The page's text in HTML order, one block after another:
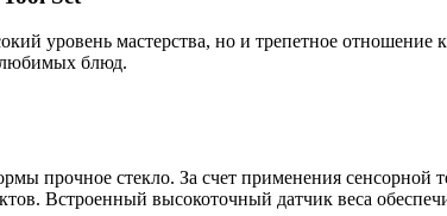
уровень мастерства, но и трепетное
любимых блюд.
прочное стекло. За счет применения сенсорной
Встроенный высокоточный датчик веса